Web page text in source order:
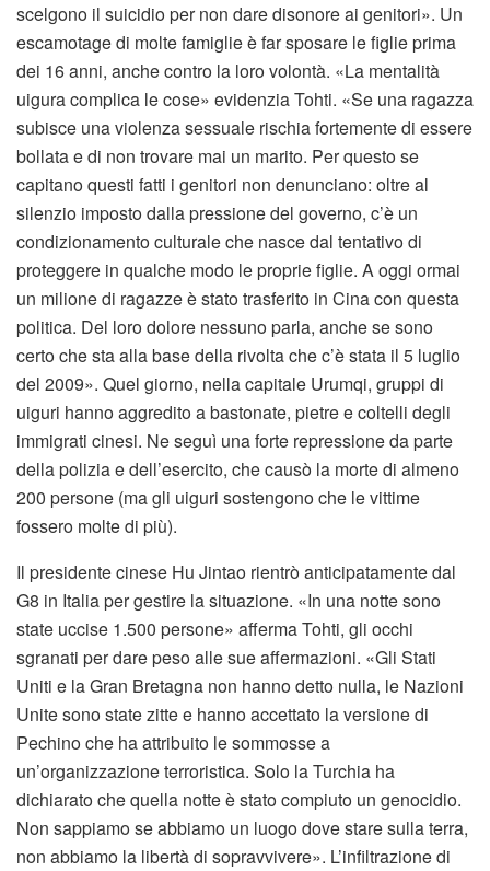
scelgono il suicidio per non dare disonore ai genitori». Un
escamotage di molte famiglie è far sposare le figlie prima
dei 16 anni, anche contro la loro volontà. «La mentalità
uigura complica le cose» evidenzia Tohti. «Se una ragazza
subisce una violenza sessuale rischia fortemente di essere
bollata e di non trovare mai un marito. Per questo se
capitano questi fatti i genitori non denunciano: oltre al
silenzio imposto dalla pressione del governo, c’è un
condizionamento culturale che nasce dal tentativo di
proteggere in qualche modo le proprie figlie. A oggi ormai
un milione di ragazze è stato trasferito in Cina con questa
politica. Del loro dolore nessuno parla, anche se sono
certo che sta alla base della rivolta che c’è stata il 5 luglio
del 2009». Quel giorno, nella capitale Urumqi, gruppi di
uiguri hanno aggredito a bastonate, pietre e coltelli degli
immigrati cinesi. Ne seguì una forte repressione da parte
della polizia e dell’esercito, che causò la morte di almeno
200 persone (ma gli uiguri sostengono che le vittime
fossero molte di più).
Il presidente cinese Hu Jintao rientrò anticipatamente dal
G8 in Italia per gestire la situazione. «In una notte sono
state uccise 1.500 persone» afferma Tohti, gli occhi
sgranati per dare peso alle sue affermazioni. «Gli Stati
Uniti e la Gran Bretagna non hanno detto nulla, le Nazioni
Unite sono state zitte e hanno accettato la versione di
Pechino che ha attribuito le sommosse a
un’organizzazione terroristica. Solo la Turchia ha
dichiarato che quella notte è stato compiuto un genocidio.
Non sappiamo se abbiamo un luogo dove stare sulla terra,
non abbiamo la libertà di sopravvivere». L’infiltrazione di